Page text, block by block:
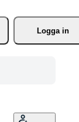
Logga in